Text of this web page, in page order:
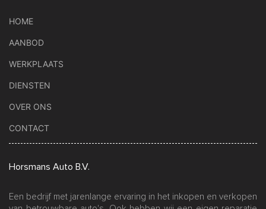
HOME
AANBOD
WERKPLAATS
DIENSTEN
OVER ONS
CONTACT
Horsmans Auto B.V.
Een bedrijf met jarenlange ervaring in het inkopen en verkopen